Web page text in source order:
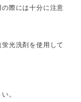
際には十分に注意
光洗剤を使用して
。